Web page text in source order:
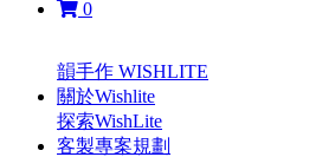
0
韻手作 WISHLITE
關於Wishlite
探索WishLite
客製專案規劃